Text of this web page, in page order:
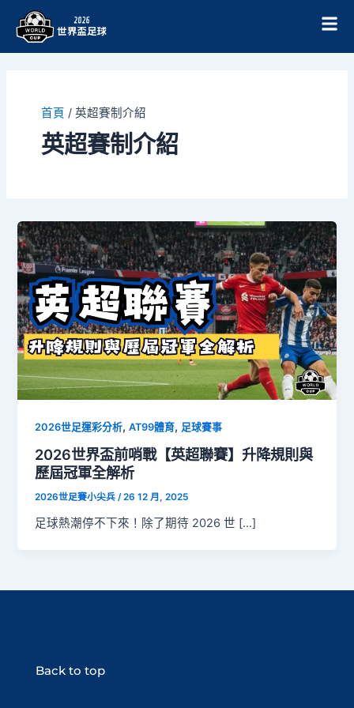
首頁 / 英超賽制介紹
英超賽制介紹
2026世足運彩分析,AT99體育, 足球賽事
2026世界盃前哨戰【英超聯賽】升降規則與
歷屆冠軍全解析
2026世足賽小尖兵/26 12 月, 2025
足球熱潮停不下來！除了期待 2026 世 […]
Back to top